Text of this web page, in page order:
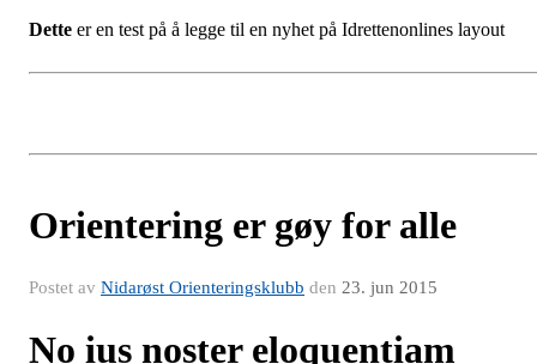
Dette er en test på å legge til en nyhet på Idrettenonlines layout
Orientering er gøy for alle
Postet av Nidarøst Orienteringsklubb den 23. jun 2015
No ius noster eloquentiam